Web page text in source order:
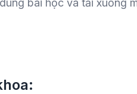
bài học và tải xuống